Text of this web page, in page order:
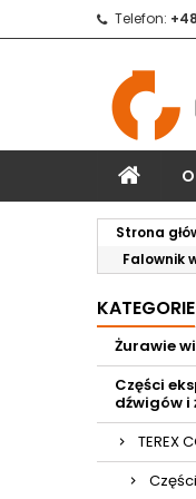
Telefon:
Strona
Falownik
KATEGORIE
Żurawie
Części
dźwigów i
TEREX